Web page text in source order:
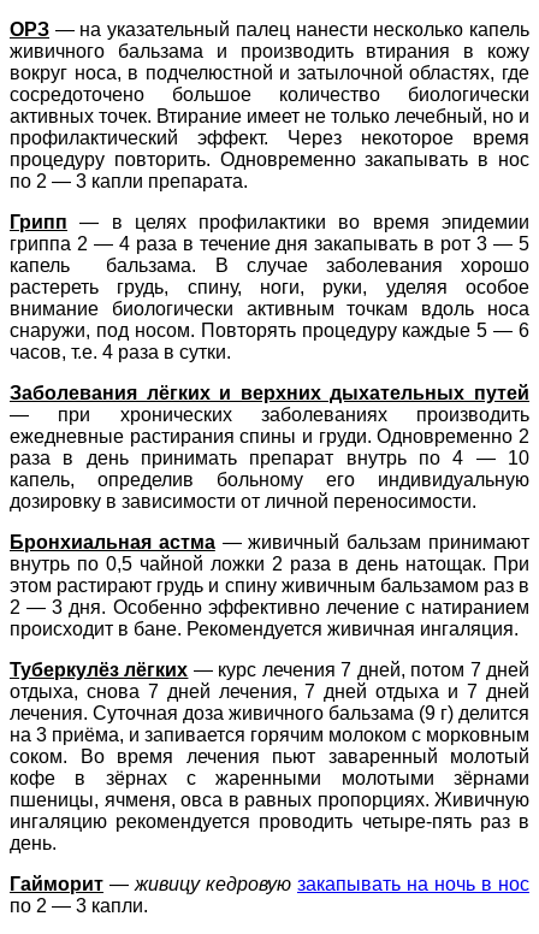
ОРЗ — на указательный палец нанести несколько капель
живичного бальзама и производить втирания в кожу
вокруг носа, в подчелюстной и затылочной областях, где
сосредоточено большое количество биологически
активных точек. Втирание имеет не только лечебный, но и
профилактический эффект. Через некоторое время
процедуру повторить. Одновременно закапывать в нос
по 2 — 3 капли препарата.
Грипп — в целях профилактики во время эпидемии
гриппа 2 — 4 раза в течение дня закапывать в рот 3 — 5
капель бальзама. В случае заболевания хорошо
растереть грудь, спину, ноги, руки, уделяя особое
внимание биологически активным точкам вдоль носа
снаружи, под носом. Повторять процедуру каждые 5 — 6
часов, т.е. 4 раза в сутки.
Заболевания лёгких и верхних дыхательных путей
— при хронических заболеваниях производить
ежедневные растирания спины и груди. Одновременно 2
раза в день принимать препарат внутрь по 4 — 10
капель, определив больному его индивидуальную
дозировку в зависимости от личной переносимости.
Бронхиальная астма— живичный бальзам принимают
внутрь по 0,5 чайной ложки 2 раза в день натощак. При
этом растирают грудь и спину живичным бальзамом раз в
2 — 3 дня. Особенно эффективно лечение с натиранием
происходит в бане. Рекомендуется живичная ингаляция.
Туберкулёз лёгких — курс лечения 7 дней, потом 7 дней
отдыха, снова 7 дней лечения, 7 дней отдыха и 7 дней
лечения. Суточная доза живичного бальзама (9 г) делится
на 3 приёма, и запивается горячим молоком с морковным
соком. Во время лечения пьют заваренный молотый
кофе в зёрнах с жаренными молотыми зёрнами
пшеницы, ячменя, овса в равных пропорциях. Живичную
ингаляцию рекомендуется проводить четыре-пять раз в
день.
Гайморит — живицу кедровую закапывать на ночь в нос
по 2 — 3 капли.